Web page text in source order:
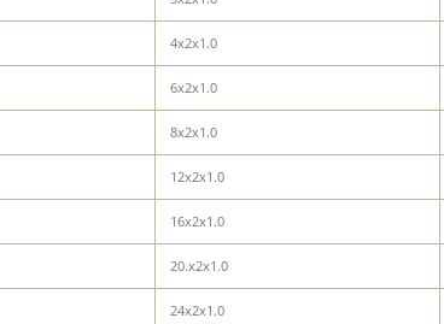
4x2x1.0
6x2x1.0
8x2x1.0
12x2x1.0
16x2x1.0
20.x2x1.0
24x2x1.0